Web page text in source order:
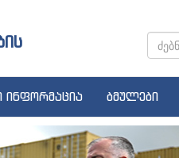
ინფორმაცია ბმულები